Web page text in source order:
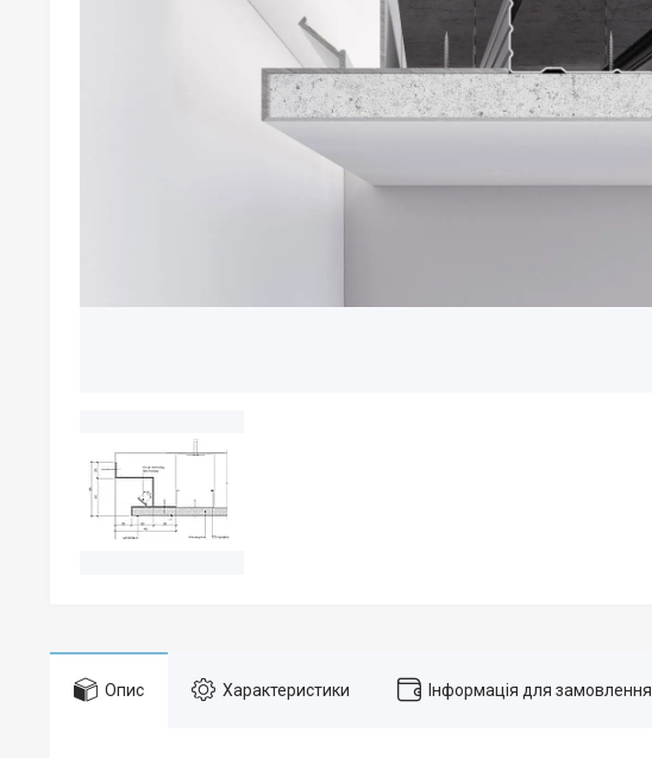
Опис Характеристики Інформація для замовлення